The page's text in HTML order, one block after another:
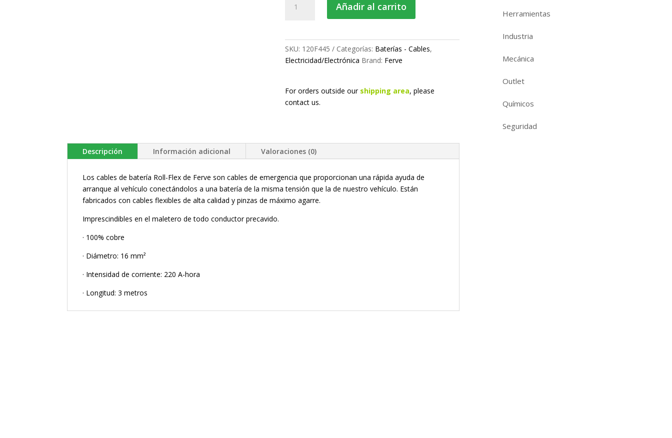
cantidad
Añadir al carrito
SKU: 120F445 Categorías: Baterías - Cables,
Electricidad/Electrónica Brand: Ferve
For orders outside our shipping area, please
contact us.
Descripción Información adicional Valoraciones (0)
Los cables de batería Roll-Flex de Ferve son cables de emergencia que proporcionan una rápida ayuda de
arranque al vehículo conectándolos a una batería de la misma tensión que la de nuestro vehículo. Están
fabricados con cables flexibles de alta calidad y pinzas de máximo agarre.
Imprescindibles en el maletero de todo conductor precavido.
· 100% cobre
· Diámetro: 16 mm²
· Intensidad de corriente: 220 A-hora
· Longitud: 3 metros
Herramientas
Industria
Mecánica
Outlet
Químicos
Seguridad